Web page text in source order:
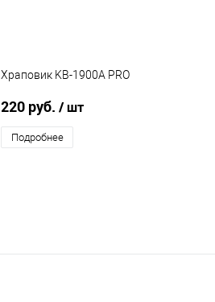
Храповик KB-1900A PRO
220 руб. / шт
Подробнее